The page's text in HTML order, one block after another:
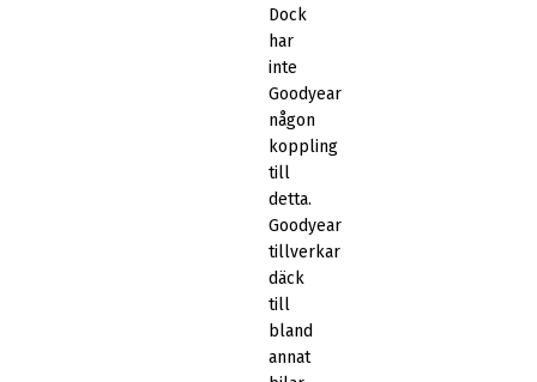
Dock
har
inte
Goodyear
någon
koppling
till
detta.
Goodyear
tillverkar
däck
till
bland
annat